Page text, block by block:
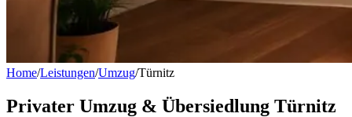
Home/Leistungen/Umzug/Türnitz
Privater Umzug & Übersiedlung Türnitz